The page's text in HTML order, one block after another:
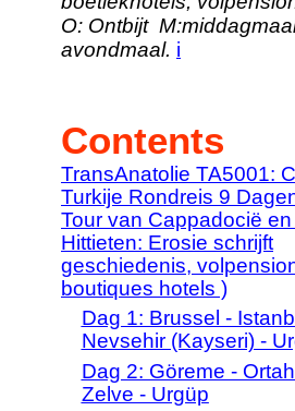
O: Ontbijt
avondmaal. i
Contents
TransAnatolie TA5001:
Turkije Rondreis 9
Tour van Cappadocië
Hittieten: Erosie schrijft
geschiedenis,
boutiques hotels )
Dag 1: Brussel -
Nevsehir (Kayseri) -
Dag 2: Göreme -
Zelve - Urgüp